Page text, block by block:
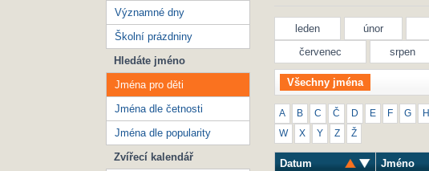
leden únor
červenec
srpen
Všechny jména
A B C Č D E F G H
W X Y Z Ž
Datum Jméno
Významné dny
Školní prázdniny
Hledáte jméno
Jména pro děti
Jména dle četnosti
Jména dle popularity
Zvířecí kalendář